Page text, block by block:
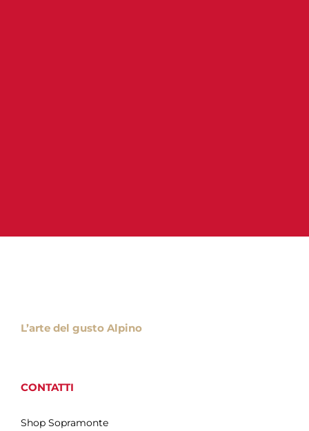
L’arte del gusto Alpino
CONTATTI
Shop Sopramonte